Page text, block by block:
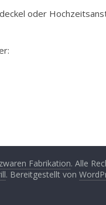
oder
Fabrikation. Alle
. Bereitgestellt von